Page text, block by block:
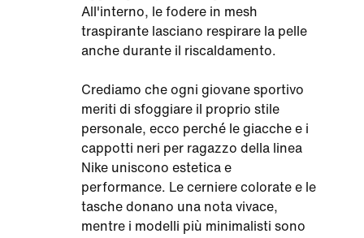
All'interno, le fodere in mesh
traspirante lasciano respirare la pelle
anche durante il riscaldamento.
Crediamo che ogni giovane sportivo
meriti di sfoggiare il proprio stile
personale, ecco perché le giacche e i
cappotti neri per ragazzo della linea
Nike uniscono estetica e
performance. Le cerniere colorate e le
tasche donano una nota vivace,
mentre i modelli più minimalisti sono